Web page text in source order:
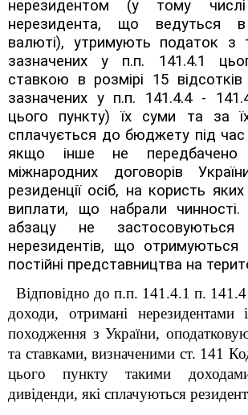
нерезидентом (у тому
нерезидента, що ведуться в
валюті), утримують податок з
зазначених у п.п. 141.4.1
ставкою в розмірі 15 відсотків
зазначених у п.п. 141.4.4 -
цього пункту) їх суми та за
сплачується до бюджету під час
якщо інше не передбачено
міжнародних договорів
резиденції осіб, на користь
виплати, що набрали
абзацу не
нерезидентів, що отримуються
постійні представництва на
Відповідно до п.п. 141.4.1 п.
доходи, отримані нерезидентами
походження з України,
та ставками, визначеними ст. 141
цього пункту такими
дивіденди, які сплачуються